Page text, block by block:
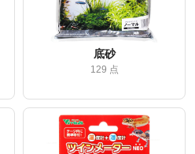
底砂
129 点